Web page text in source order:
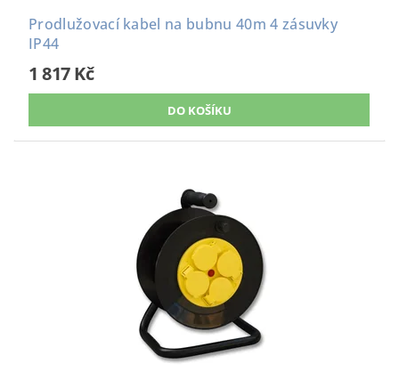
Prodlužovací kabel na bubnu 40m 4 zásuvky
IP44
1 817 Kč